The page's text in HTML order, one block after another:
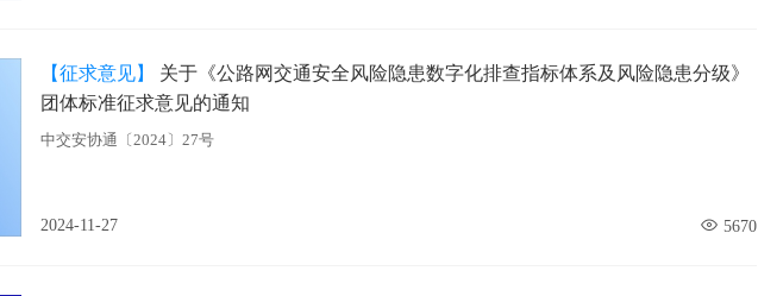
【征求意见】
关于《公路网交通安全风险隐患数字化排查指标体系及风险隐患分级》
团体标准征求意见的通知
中交安协通〔2024〕27号
2024-11-27 5670